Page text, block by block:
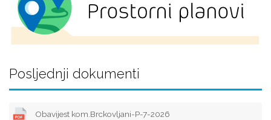
Posljednji dokumenti
Obavijest kom.Brckovljani-P-7-2026